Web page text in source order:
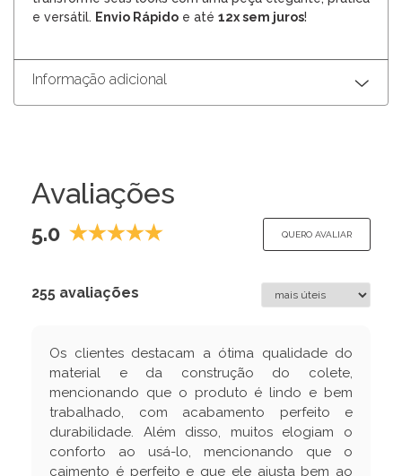
e versátil. Envio Rápido e até 12x sem juros!
Informação adicional
Avaliações
5.0 QUERO AVALIAR
255 avaliações
Os clientes destacam a ótima qualidade do
material e da construção do colete,
mencionando que o produto é lindo e bem
trabalhado, com acabamento perfeito e
durabilidade. Além disso, muitos elogiam o
conforto ao usá-lo, mencionando que o
caimento é perfeito e que ele ajusta bem ao